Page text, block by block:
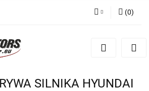
Zarejestruj się
(0)
SILNIKA HYUNDAI